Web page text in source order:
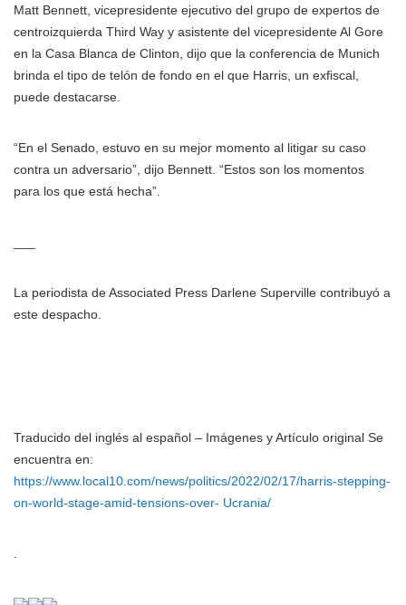
Matt Bennett, vicepresidente ejecutivo del grupo de expertos de
centroizquierda Third Way y asistente del vicepresidente Al Gore
en la Casa Blanca de Clinton, dijo que la conferencia de Munich
brinda el tipo de telón de fondo en el que Harris, un exfiscal,
puede destacarse.
“En el Senado, estuvo en su mejor momento al litigar su caso
contra un adversario”, dijo Bennett. “Estos son los momentos
para los que está hecha”.
La periodista de Associated Press Darlene Superville contribuyó a
este despacho.
Traducido del inglés al español – Imágenes y Artículo original Se
encuentra en:
https://www.local10.com/news/politics/2022/02/17/harris-stepping-
on-world-stage-amid-tensions-over- Ucrania/